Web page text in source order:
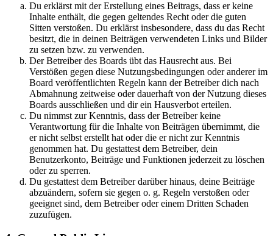
Du erklärst mit der Erstellung eines Beitrags, dass er keine
Inhalte enthält, die gegen geltendes Recht oder die guten
Sitten verstoßen. Du erklärst insbesondere, dass du das Recht
besitzt, die in deinen Beiträgen verwendeten Links und Bilder
zu setzen bzw. zu verwenden.
Der Betreiber des Boards übt das Hausrecht aus. Bei
Verstößen gegen diese Nutzungsbedingungen oder anderer im
Board veröffentlichten Regeln kann der Betreiber dich nach
Abmahnung zeitweise oder dauerhaft von der Nutzung dieses
Boards ausschließen und dir ein Hausverbot erteilen.
Du nimmst zur Kenntnis, dass der Betreiber keine
Verantwortung für die Inhalte von Beiträgen übernimmt, die
er nicht selbst erstellt hat oder die er nicht zur Kenntnis
genommen hat. Du gestattest dem Betreiber, dein
Benutzerkonto, Beiträge und Funktionen jederzeit zu löschen
oder zu sperren.
Du gestattest dem Betreiber darüber hinaus, deine Beiträge
abzuändern, sofern sie gegen o. g. Regeln verstoßen oder
geeignet sind, dem Betreiber oder einem Dritten Schaden
zuzufügen.